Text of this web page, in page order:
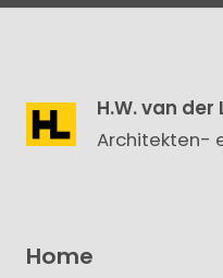
H.W. van der
Architekten-
Home